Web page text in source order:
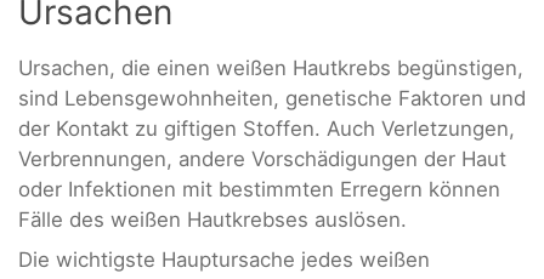
Ursachen
Ursachen, die einen weißen Hautkrebs begünstigen,
sind Lebensgewohnheiten, genetische Faktoren und
der Kontakt zu giftigen Stoffen. Auch Verletzungen,
Verbrennungen, andere Vorschädigungen der Haut
oder Infektionen mit bestimmten Erregern können
Fälle des weißen Hautkrebses auslösen.
Die wichtigste Hauptursache jedes weißen